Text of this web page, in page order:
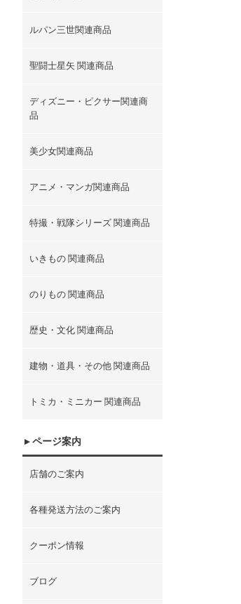
ルパン三世関連商品
聖闘士星矢 関連商品
ディズニー・ピクサー関連商
品
美少女関連商品
アニメ・マンガ関連商品
特撮・戦隊シリーズ 関連商品
いきもの 関連商品
のりもの 関連商品
歴史・文化 関連商品
建物・道具・その他 関連商品
トミカ・ミニカー 関連商品
ページ案内
店舗のご案内
各種発送方法のご案内
クーポン情報
ブログ